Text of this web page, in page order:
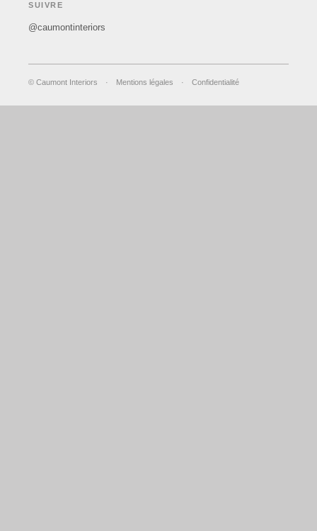
SUIVRE
@caumontinteriors
© Caumont Interiors · Mentions légales · Confidentialité